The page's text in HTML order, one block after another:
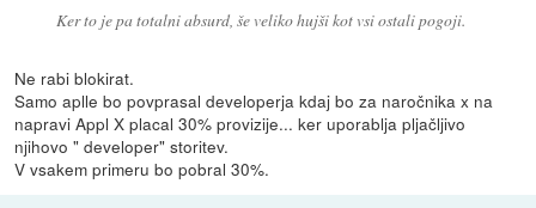
Ker to je pa totalni absurd, še veliko hujši kot vsi ostali pogoji.
Ne rabi blokirat.
Samo aplle bo povprasal developerja kdaj bo za naročnika x na
napravi Appl X placal 30% provizije... ker uporablja pljačljivo
njihovo " developer" storitev.
V vsakem primeru bo pobral 30%.